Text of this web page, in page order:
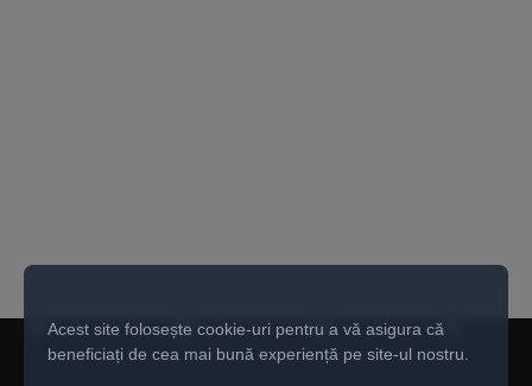
Acest site folosește cookie-uri pentru a vă asigura că
beneficiați de cea mai bună experiență pe site-ul nostru.